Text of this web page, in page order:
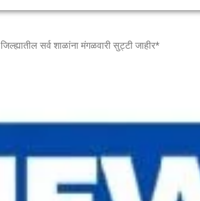
जिल्ह्यातील सर्व शाळांना मंगळवारी सुट्टी जाहीर*